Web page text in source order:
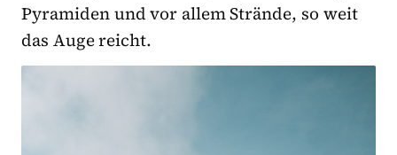
Pyramiden und vor allem Strände, so weit
das Auge reicht.